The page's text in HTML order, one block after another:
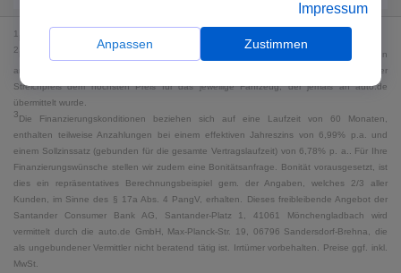
1
2 Bei dem Streichpreis handelt es sich für Neufahrzeuge und junge Gebrauchte um den
an auto.de übermittelten Listenpreis. Für alle anderen Fahrzeuge entspricht der
Streichpreis dem höchsten Preis für das jeweilige Fahrzeug, der jemals an auto.de
übermittelt wurde.
3Die Finanzierungskonditionen beziehen sich auf eine Laufzeit von 60 Monaten,
enthalten teilweise Anzahlungen bei einem effektiven Jahreszins von 6,99% p.a. und
einem Sollzinssatz (gebunden für die gesamte Vertragslaufzeit) von 6,78% p. a.. Für Ihre
Finanzierungswünsche stellen wir zudem eine Bonitätsanfrage. Bonität vorausgesetzt, ist
dies ein repräsentatives Berechnungsbeispiel gem. der Angaben, welches 2/3 aller
Kunden, im Sinne des § 17a Abs. 4 PangV, erhalten. Dieses freibleibende Angebot der
Santander Consumer Bank AG, Santander-Platz 1, 41061 Mönchengladbach wird
vermittelt durch die auto.de GmbH, Max-Planck-Str. 19, 06796 Sandersdorf-Brehna, die
als ungebundener Vermittler nicht beratend tätig ist. Irrtümer vorbehalten. Preise ggf. inkl.
MwSt.
anpassen. Dies ist auch später jederzeit im Bereich
Cookie-Richtliniemöglich. Weitere Informationen finden
Sie in unsererDatenschutzerklärung .
Impressum
Anpassen Zustimmen